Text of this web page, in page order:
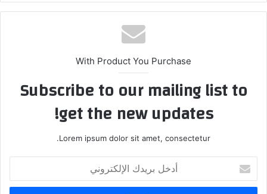
With Product You Purchase
Subscribe to our mailing list to
get the new updates!
Lorem ipsum dolor sit amet, consectetur.
بريدك
الإلكتروني